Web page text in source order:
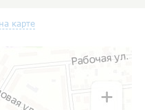
карте